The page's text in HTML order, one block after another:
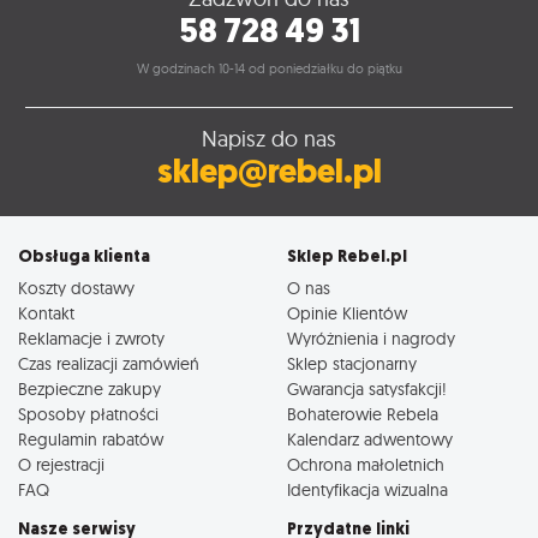
58 728 49 31
W godzinach 10-14 od poniedziałku do piątku
Napisz do nas
sklep@rebel.pl
Obsługa klienta
Koszty dostawy
Kontakt
Reklamacje i zwroty
Czas realizacji zamówień
Bezpieczne zakupy
Sposoby płatności
Regulamin rabatów
O rejestracji
FAQ
Sklep Rebel.pl
O nas
Opinie Klientów
Wyróżnienia i nagrody
Sklep stacjonarny
Gwarancja satysfakcji!
Bohaterowie Rebela
Kalendarz adwentowy
Ochrona małoletnich
Identyfikacja wizualna
Nasze serwisy Przydatne linki